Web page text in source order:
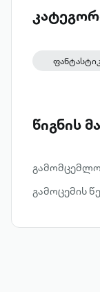
წიგნის
გამოცემის